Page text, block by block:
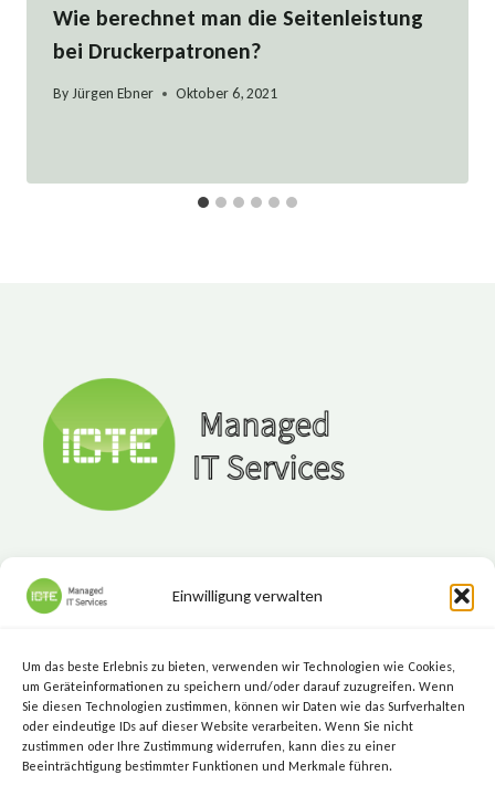
Einwilligung verwalten
Um das beste Erlebnis zu bieten, verwenden wir Technologien wie Cookies,
um Geräteinformationen zu speichern und/oder darauf zuzugreifen. Wenn
Sie diesen Technologien zustimmen, können wir Daten wie das Surfverhalten
oder eindeutige IDs auf dieser Website verarbeiten. Wenn Sie nicht
zustimmen oder Ihre Zustimmung widerrufen, kann dies zu einer
Beeinträchtigung bestimmter Funktionen und Merkmale führen.
Wie berechnet man die Seitenleistung
bei Druckerpatronen?
ByJürgen Ebner Oktober 6, 2021
Marktgasse 7, 8720 Knittelfeld
+43 (3512) 209 00
info@icte.biz